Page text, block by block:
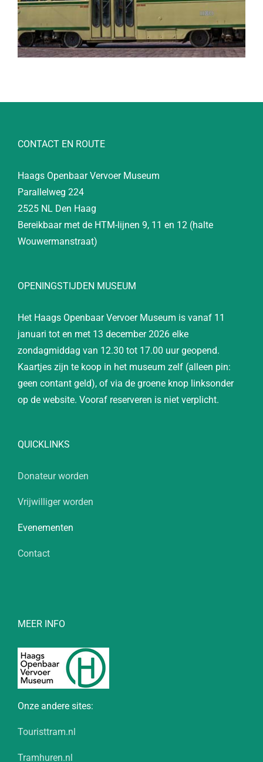
CONTACT EN ROUTE
Haags Openbaar Vervoer Museum
Parallelweg 224
2525 NL Den Haag
Bereikbaar met de HTM-lijnen 9, 11 en 12 (halte
Wouwermanstraat)
OPENINGSTIJDEN MUSEUM
Het Haags Openbaar Vervoer Museum is vanaf 11
januari tot en met 13 december 2026 elke
zondagmiddag van 12.30 tot 17.00 uur geopend.
Kaartjes zijn te koop in het museum zelf (alleen pin:
geen contant geld), of via de groene knop linksonder
op de website. Vooraf reserveren is niet verplicht.
QUICKLINKS
Donateur worden
Vrijwilliger worden
Evenementen
Contact
MEER INFO
Onze andere sites:
Touristtram.nl
Tramhuren.nl